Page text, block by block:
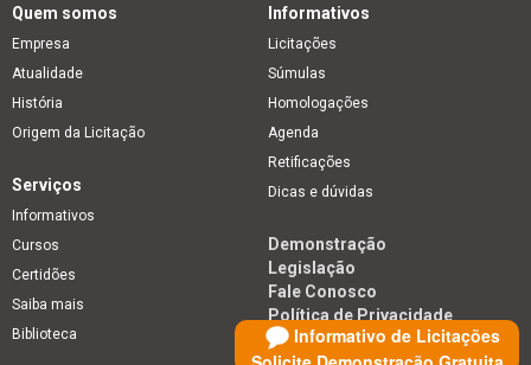
Informativo de Licitações
Quem somos
Empresa
Atualidade
História
Origem da Licitação
Informativos
Licitações
Súmulas
Homologações
Agenda
Retificações
Dicas e dúvidas
Serviços
Informativos
Cursos
Certidões
Saiba mais
Biblioteca
Demonstração
Legislação
Fale Conosco
Política de Privacidade